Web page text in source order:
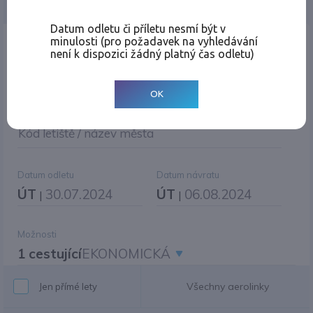
Místo odletu
Kód letiště / název města
Datum odletu
ÚT | 30.07.2024
Datum návratu
ÚT | 06.08.2024
Možnosti
1 cestujícíEKONOMICKÁ
Jen přímé lety Všechny aerolinky
Datum odletu či příletu nesmí být v
minulosti (pro požadavek na vyhledávání
není k dispozici žádný platný čas odletu)
OK